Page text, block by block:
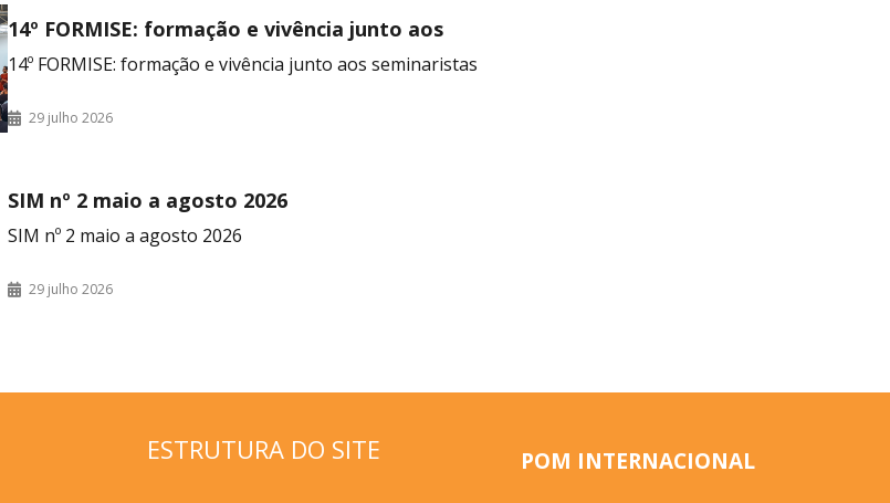
14º FORMISE: formação e vivência junto aos
seminaristas
14º FORMISE: formação e vivência junto aos seminaristas
29 julho 2026
SIM nº 2 maio a agosto 2026
SIM nº 2 maio a agosto 2026
29 julho 2026
ESTRUTURA DO SITE POM INTERNACIONAL